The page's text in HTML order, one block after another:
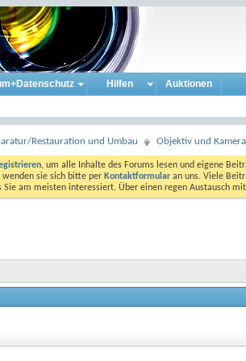
Hilfen Auktionen
Restauration und Umbau Objektiv und
, um alle Inhalte des Forums lesen und eigene
wenden sie sich bitte per Kontaktformular an uns. Viele
Sie am meisten interessiert. Über einen regen Austausch